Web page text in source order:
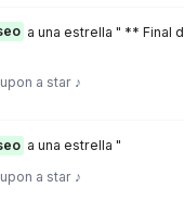
a una estrella " ** Final
upon a star ♪
a una estrella "
upon a star ♪